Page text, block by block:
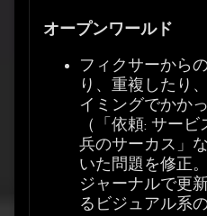
オープンワールド
フィクサーから
り、重複したり
イミングでかか
（「依頼: サー
兵のサーカス」
いた問題を修正
ジャーナルで更
るビジュアル系